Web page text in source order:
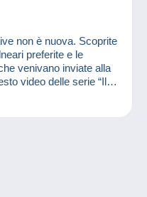
non è nuova. Scoprite
preferite e le
venivano inviate alla
video delle serie “Il